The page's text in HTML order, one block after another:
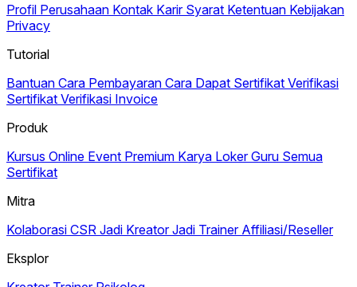
Profil Perusahaan Kontak Karir Syarat Ketentuan Kebijakan
Privacy
Tutorial
Bantuan Cara Pembayaran Cara Dapat Sertifikat Verifikasi
Sertifikat Verifikasi Invoice
Produk
Kursus Online Event Premium Karya Loker Guru Semua
Sertifikat
Mitra
Kolaborasi CSR Jadi KreatorJadi Trainer Affiliasi/Reseller
Eksplor